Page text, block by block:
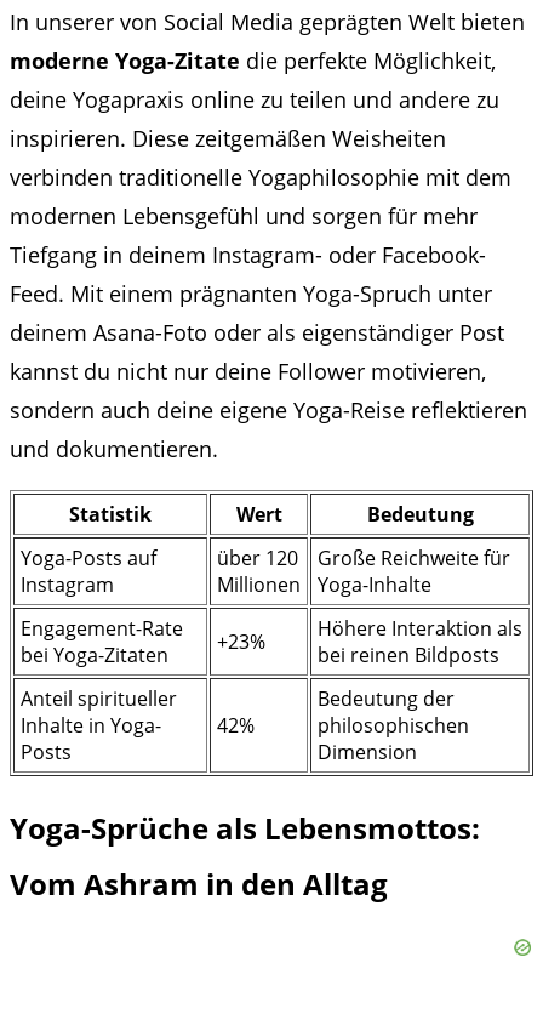
In unserer von Social Media geprägten Welt bieten
moderne Yoga-Zitate die perfekte Möglichkeit,
deine Yogapraxis online zu teilen und andere zu
inspirieren. Diese zeitgemäßen Weisheiten
verbinden traditionelle Yogaphilosophie mit dem
modernen Lebensgefühl und sorgen für mehr
Tiefgang in deinem Instagram- oder Facebook-
Feed. Mit einem prägnanten Yoga-Spruch unter
deinem Asana-Foto oder als eigenständiger Post
kannst du nicht nur deine Follower motivieren,
sondern auch deine eigene Yoga-Reise reflektieren
und dokumentieren.
Statistik Wert
Bedeutung
Yoga-Posts auf
Instagram
über 120
Millionen
Große Reichweite für
Yoga-Inhalte
Engagement-Rate
bei Yoga-Zitaten
+23%
Höhere Interaktion als
bei reinen Bildposts
Anteil spiritueller
Inhalte in Yoga-
Posts
42%
Bedeutung der
philosophischen
Dimension
Yoga-Sprüche als Lebensmottos:
Vom Ashram in den Alltag